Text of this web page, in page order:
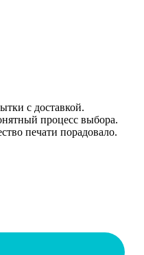
с доставкой.
процесс выбора.
печати порадовало.